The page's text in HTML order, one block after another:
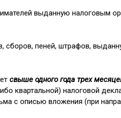
выданную налоговым
сборов, пеней, штрафов,
свыше одного года трех
квартальной) налоговой
с описью вложения (при